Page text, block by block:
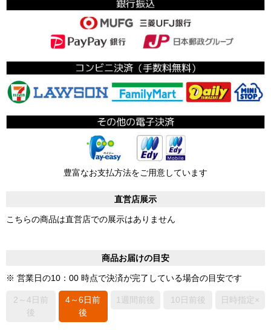
豊富なお支払方法をご用意しています
直営店展示
こちらの商品は直営店での展示はありません
商品お届けの目安
※ 営業日の10：00 時点で決済が完了している場合の目安です
2～4日前
後
4～6日前
後
1週間前後 10日前後 日時指定×